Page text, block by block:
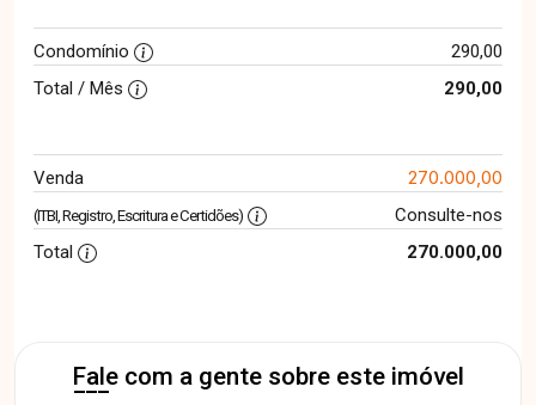
Condomínio
290,00
Total / Mês
290,00
Venda 270.000,00
(ITBI, Registro, Escritura e Certidões)
Consulte-nos
Total
270.000,00
Fale com a gente sobre este imóvel